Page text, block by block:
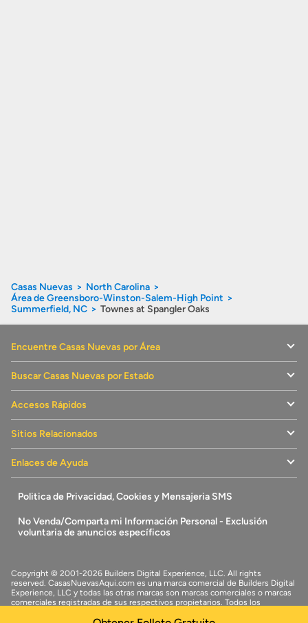
Casas Nuevas
North Carolina
Área de Greensboro-Winston-Salem-High Point
Summerfield, NC
Townes at Spangler Oaks
Encuentre Casas Nuevas por Área
Buscar Casas Nuevas por Estado
Accesos Rápidos
Sitios Relacionados
Enlaces de Ayuda
Politica de Privacidad, Cookies y Mensajeria SMS
No Venda/Comparta mi Información Personal - Exclusión
voluntaria de anuncios específicos
Copyright © 2001-2026 Builders Digital Experience, LLC. All rights
reserved. CasasNuevasAqui.com es una marca comercial de Builders Digital
Experience, LLC y todas las otras marcas son marcas comerciales o marcas
comerciales registradas de sus respectivos propietarios. Todos los